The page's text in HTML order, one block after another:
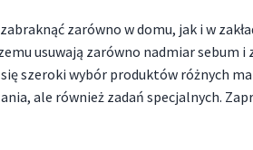
zarówno w domu, jak i w
usuwają zarówno nadmiar
szeroki wybór produktów różnych
ale również zadań specjalnych.